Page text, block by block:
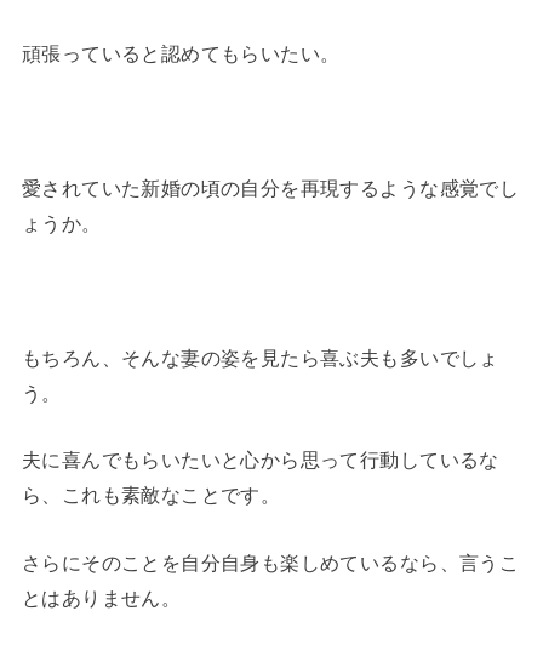
頑張っていると認めてもらいたい。
愛されていた新婚の頃の自分を再現するような感覚でし
ょうか。
もちろん、そんな妻の姿を見たら喜ぶ夫も多いでしょ
う。
夫に喜んでもらいたいと心から思って行動しているな
ら、これも素敵なことです。
さらにそのことを自分自身も楽しめているなら、言うこ
とはありません。